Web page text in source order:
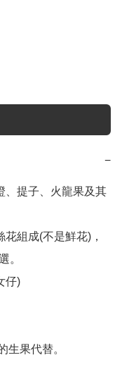
−
、提子、火龍果及其
組成(不是鮮花)，
。
仔)
生果代替。